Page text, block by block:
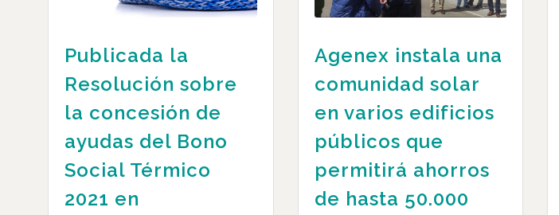
Publicada la
Resolución sobre
la concesión de
ayudas del Bono
Social Térmico
2021 en
Agenex instala una
comunidad solar
en varios edificios
públicos que
permitirá ahorros
de hasta 50.000